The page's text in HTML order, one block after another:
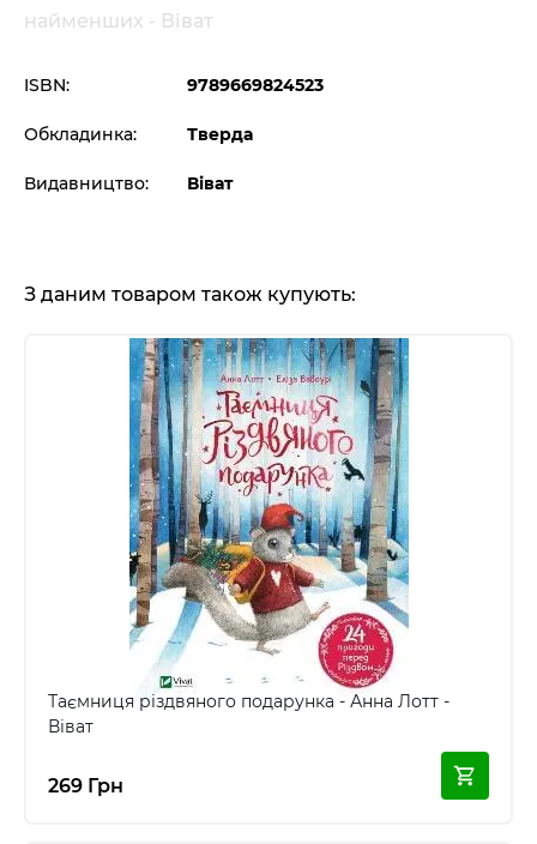
найменших - Віват
ISBN: 9789669824523
Обкладинка: Тверда
Видавництво: Віват
З даним товаром також купують:
Таємниця різдвяного подарунка - Анна Лотт -
Віват
269 Грн